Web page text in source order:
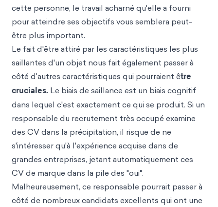
cette personne, le travail acharné qu'elle a fourni
pour atteindre ses objectifs vous semblera peut-
être plus important.
Le fait d'être attiré par les caractéristiques les plus
saillantes d'un objet nous fait également passer à
côté d'autres caractéristiques qui pourraient être
cruciales. Le biais de saillance est un biais cognitif
dans lequel c'est exactement ce qui se produit. Si un
responsable du recrutement très occupé examine
des CV dans la précipitation, il risque de ne
s'intéresser qu'à l'expérience acquise dans de
grandes entreprises, jetant automatiquement ces
CV de marque dans la pile des "oui".
Malheureusement, ce responsable pourrait passer à
côté de nombreux candidats excellents qui ont une